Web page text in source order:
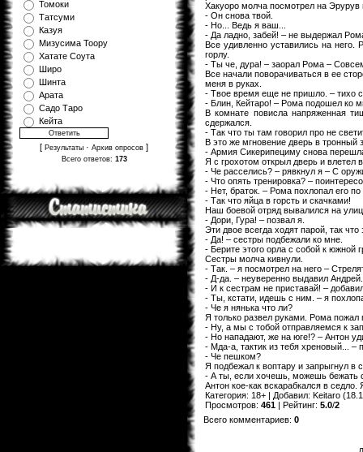
Томоки
Татсуми
Казуя
Мизуcима Тоору
Хатате Соута
Широ
Шинта
Арата
Садо Таро
Кейта
[ Результаты · Архив опросов ]
Всего ответов: 173
Хакуоро молча посмотрел на
- Он снова твой.
- Но... Ведь я ваш...
- Да ладно, забей! – не выдержал
Все удивленно уставились на
горлу.
- Ты че, дура! – заорал Рома –
Все начали поворачиваться в ее
меня в руках.
- Твое время еще не пришло. – тихо
- Блин, Кейтаро! – Рома подошел ко
В комнате повисла напряженная
сдержался.
- Так что ты там говорил про не
В это же мгновение дверь в тронный
- Армия Сикерипециму снова
Я с грохотом открыл дверь и влетел
- Че расселись? – рявкнул я – С
- Что опять тренировка? –
- Нет, браток. – Рома похлопал его
- Так что яйца в горсть и скачками!
Наш боевой отряд вывалился на
- Дори, Гура! – позвал я.
Эти двое всегда ходят парой, так
- Да! – сестры подбежали ко мне.
- Берите этого орла с собой к южной
Сестры молча кивнули.
- Так. – я посмотрел на него –
- Д-да. – неуверенно выдавил Андрей.
- И к сестрам не приставай! –
- Ты, кстати, идешь с ним. – я
- Че я нянька что ли?
Я только развел руками. Рома пожал
- Ну, а мы с тобой отправляемся к
- Но нападают, же на юге!? – Антон
- Мда-а, тактик из тебя хреновый...
- Че пешком?
Я подбежал к воптару и запрыгнул в
- А ты, если хочешь, можешь бежать
Антон кое-как вскарабкался в
Категория: 18+ | Добавил: Keitaro
Просмотров: 461 | Рейтинг: 5.0/2
Всего комментариев: 0